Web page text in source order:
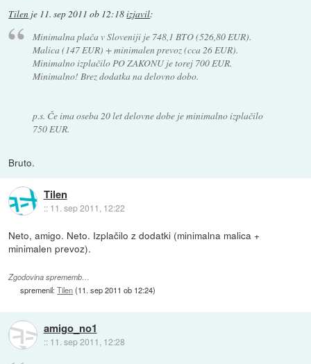
Tilen je 11. sep 2011 ob 12:18izjavil:
Minimalna plača v Sloveniji je 748,1 BTO (526,80 EUR).
Malica (147 EUR) + minimalen prevoz (cca 26 EUR).
Minimalno izplačilo PO ZAKONU je torej 700 EUR.
Minimalno! Brez dodatka na delovno dobo.
p.s. Če ima oseba 20 let delovne dobe je minimalno izplačilo
750 EUR.
Bruto.
Tilen
:: 11. sep 2011, 12:22
Neto, amigo. Neto. Izplačilo z dodatki (minimalna malica +
minimalen prevoz).
Zgodovina sprememb…
spremenil:Tilen(11. sep 2011 ob 12:24)
amigo_no1
:: 11. sep 2011, 12:28